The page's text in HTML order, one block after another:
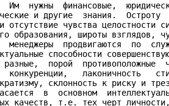
Им  нужны  финансовые,
и другие  знания.  Остроту
отсутствие чувства целостности
образования, широты взглядов,
менеджеры  продвигаются  по
способности
разные,  порой  противоположные
конкуренции,   лаконичность
склонность к риску и
в  основном
качеств, т.е. тех черт